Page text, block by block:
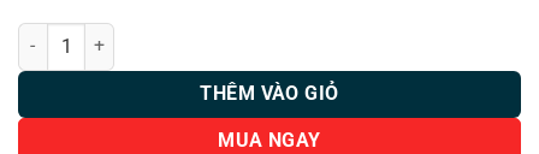
Thảm lót sàn ô tô KATA xe Chevrolet Spark Duo số lượng
THÊM VÀO GIỎ
MUA NGAY